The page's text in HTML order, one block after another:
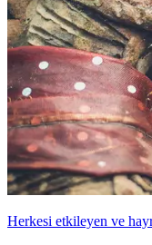
Herkesi etkileyen ve